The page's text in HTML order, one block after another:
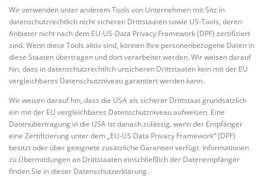
Wir verwenden unter anderem Tools von Unternehmen mit Sitz in
datenschutzrechtlich nicht sicheren Drittstaaten sowie US-Tools, deren
Anbieter nicht nach dem EU-US-Data Privacy Framework (DPF) zertifiziert
sind. Wenn diese Tools aktiv sind, können Ihre personenbezogene Daten in
diese Staaten übertragen und dort verarbeitet werden. Wir weisen darauf
hin, dass in datenschutzrechtlich unsicheren Drittstaaten kein mit der EU
vergleichbares Datenschutzniveau garantiert werden kann.
Wir weisen darauf hin, dass die USA als sicherer Drittstaat grundsätzlich
ein mit der EU vergleichbares Datenschutzniveau aufweisen. Eine
Datenübertragung in die USA ist danach zulässig, wenn der Empfänger
eine Zertifizierung unter dem „EU-US Data Privacy Framework“ (DPF)
besitzt oder über geeignete zusätzliche Garantien verfügt. Informationen
zu Übermittlungen an Drittstaaten einschließlich der Datenempfänger
finden Sie in dieser Datenschutzerklärung.